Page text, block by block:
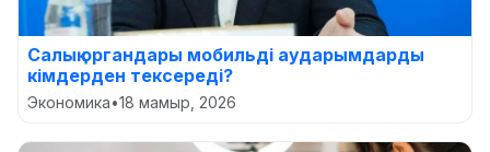
Салық органдары мобильді аударымдарды
кімдерден тексереді?
Экономика•18 мамыр, 2026